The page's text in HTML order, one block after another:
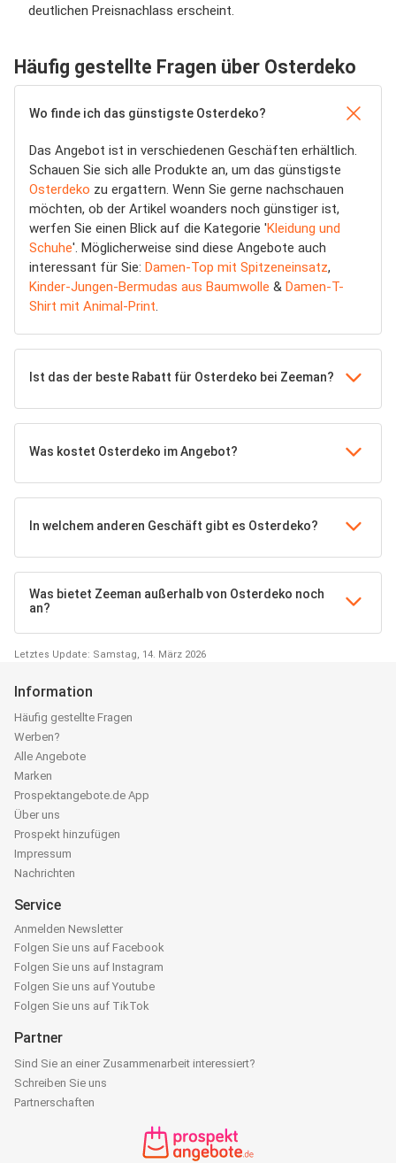
deutlichen Preisnachlass erscheint.
Häufig gestellte Fragen über Osterdeko
Wo finde ich das günstigste Osterdeko?
Das Angebot ist in verschiedenen Geschäften erhältlich.
Schauen Sie sich alle Produkte an, um das günstigste
Osterdeko zu ergattern. Wenn Sie gerne nachschauen
möchten, ob der Artikel woanders noch günstiger ist,
werfen Sie einen Blick auf die Kategorie 'Kleidung und
Schuhe'. Möglicherweise sind diese Angebote auch
interessant für Sie: Damen-Top mit Spitzeneinsatz,
Kinder-Jungen-Bermudas aus Baumwolle & Damen-T-
Shirt mit Animal-Print.
Ist das der beste Rabatt für Osterdeko bei Zeeman?
Was kostet Osterdeko im Angebot?
In welchem anderen Geschäft gibt es Osterdeko?
Was bietet Zeeman außerhalb von Osterdeko noch
an?
Letztes Update: Samstag, 14. März 2026
Information
Häufig gestellte Fragen
Werben?
Alle Angebote
Marken
Prospektangebote.de App
Über uns
Prospekt hinzufügen
Impressum
Nachrichten
Service
Anmelden Newsletter
Folgen Sie uns auf Facebook
Folgen Sie uns auf Instagram
Folgen Sie uns auf Youtube
Folgen Sie uns auf TikTok
Partner
Sind Sie an einer Zusammenarbeit interessiert?
Schreiben Sie uns
Partnerschaften